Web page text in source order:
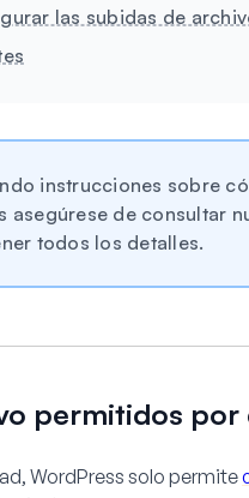
las subidas de
instrucciones sobre
asegúrese de consultar
todos los detalles.
permitidos por
WordPress solo permite